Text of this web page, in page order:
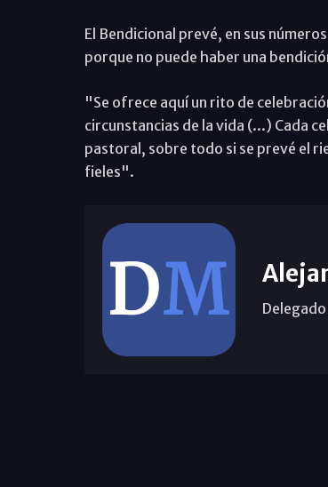
El Bendicional prevé, en sus
porque no puede haber una
"Se ofrece aquí un rito de
circunstancias de la vida (...) Cada
pastoral, sobre todo si se prevé el
fieles".